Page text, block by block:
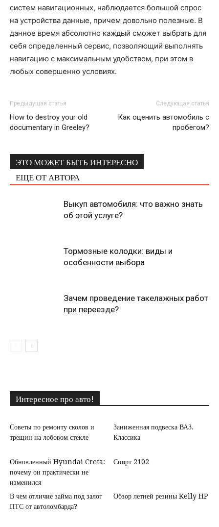
систем навигационных, наблюдается большой спрос
на устройства данные, причем довольно полезные. В
данное время абсолютно каждый сможет выбрать для
себя определенный сервис, позволяющий выполнять
навигацию с максимальным удобством, при этом в
любых совершенно условиях.
Предыдущая статья
How to destroy your old
documentary in Greeley?
Следующая статья
Как оценить автомобиль с
пробегом?
ЭТО МОЖЕТ БЫТЬ ИНТЕРЕСНО
ЕЩЕ ОТ АВТОРА
Выкуп автомобиля: что важно знать
об этой услуге?
Тормозные колодки: виды и
особенности выбора
Зачем проведение такелажных работ
при переезде?
Интересное про авто!
Советы по ремонту сколов и
трещин на лобовом стекле
Заниженная подвеска ВАЗ.
Классика
Обновленный Hyundai Creta:
почему он практически не
изменился
Спорт 2102
В чем отличие займа под залог
ПТС от автоломбарда?
Обзор летней резины Kelly HP